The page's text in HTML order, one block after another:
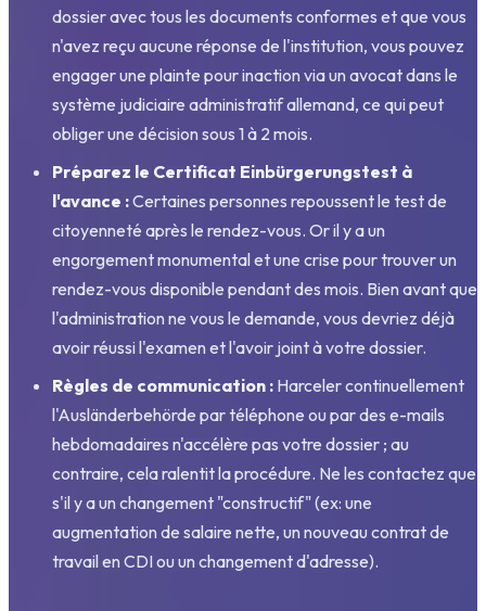
dossier avec tous les documents conformes et que vous
n'avez reçu aucune réponse de l'institution, vous pouvez
engager une plainte pour inaction via un avocat dans le
système judiciaire administratif allemand, ce qui peut
obliger une décision sous 1 à 2 mois.
Préparez le Certificat Einbürgerungstest à
l'avance :Certaines personnes repoussent le test de
citoyenneté après le rendez-vous. Or il y a un
engorgement monumental et une crise pour trouver un
rendez-vous disponible pendant des mois. Bien avant que
l'administration ne vous le demande, vous devriez déjà
avoir réussi l'examen et l'avoir joint à votre dossier.
Règles de communication : Harceler continuellement
l'Ausländerbehörde par téléphone ou par des e-mails
hebdomadaires n'accélère pas votre dossier ; au
contraire, cela ralentit la procédure. Ne les contactez que
s'il y a un changement "constructif" (ex: une
augmentation de salaire nette, un nouveau contrat de
travail en CDI ou un changement d'adresse).